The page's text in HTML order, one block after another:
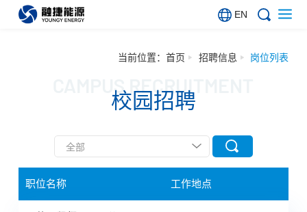
EN
当前位置：首页 招聘信息 岗位列表
CAMPUS RECRUITMENT
校园招聘
职位名称 工作地点